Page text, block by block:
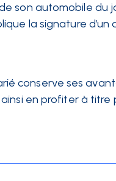
son automobile du
la signature
conserve ses
en profiter à titre